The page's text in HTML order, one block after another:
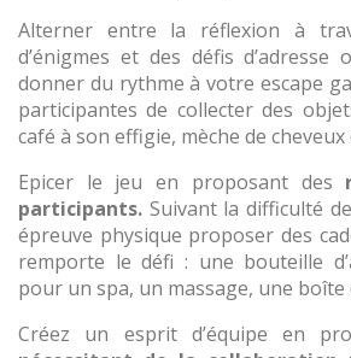
Alterner entre la réflexion à
d’énigmes et des défis d’adresse
donner du rythme à votre escape
participantes de collecter des
café à son effigie, mèche de
Epicer le jeu en proposant des
participants. Suivant la difficulté
épreuve physique proposer des
remporte le défi : une bouteille
pour un spa, un massage, une boîte
Créez un esprit d’équipe en